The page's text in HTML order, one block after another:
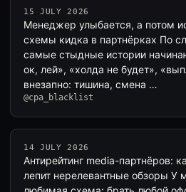
15 JULY 2026
Менеджер улыбается, а потом
схемы кидка в партнёрках По
самые стыдные истории
ок, лей», «холда не будет»,
внезапно: тишина, смена …
@cpa_blacklist
14 JULY 2026
Антирейтинг media-партнёров:
лепит нерелевантные обзоры У